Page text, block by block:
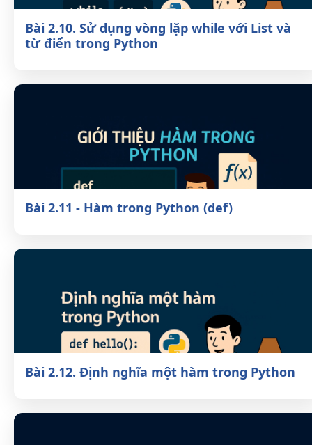
Bài 2.10. Sử dụng vòng lặp while với List
và từ điển trong Python
Bài 2.11 - Hàm trong Python (def)
Bài 2.12. Định nghĩa một hàm trong